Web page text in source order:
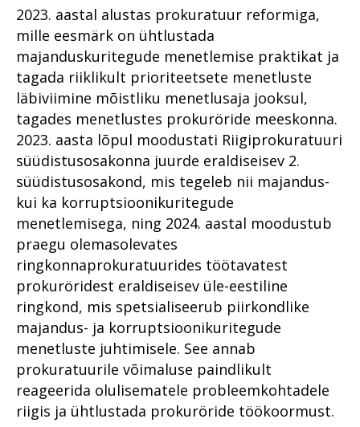
Maa seest leitud skelett –
sündmus, mis pani teaduse
proovile
Oli aeg, mil toimikusse pandi
nii horoskoop kui rahatähtede
koopiad
Organiseeritud kuritegevus
Perevägivald
Riigivastased kuriteod
Riik kogub, kodanik vaikib: kas
privaatsus on juba luksus?
Suure kahjuga
majanduskuritegevus
Süüdimõistva kohtuotsuseta
konfiskeerimine – kas Eestile
täiesti võõras?
Tugevatoimelised uimastid
VAADE TULEVIKKU: Milline
saab olema digitaalne
kriminaalmenetlus 10 aasta
erikohtlemine – uus suund
EPPO – esimeste
tegutsemisaastate kogemus
Kuidas peaks käima
tõendamine ja kahju
hüvitamine, kui kannatanuid
on hulgim?
Aastaraamatu eessõna
Kriminaalmenetluse statistika
Vahistamine ja
Alaealiste kokkupuude
kriminaalmenetlusega
Perevägivald
Raske
korruptsioonikuritegevus
Tugevatoimelised uimastid
Suure kahjuga
kahe teraga mõõk
Ajas muutuvad
(vägivalla)kuriteod
Kauplusevargused – kas
kerge hõlptulu või vastuseta
sotsiaalne probleem?
Arheoloogiliste esemete must
turg: kultuurisõda Ukrainas
Ahistava jälitamise juhtumites
mängib rolli omanditunne
Koostöö ja teadvustamine:
lähisuhtevägivalla
lahendamine kogukonna toel
Kui kuritegelik ühendus
koduõuele kipub
Nõrgemate ärakasutamine
riivab ühiskondlikku
õig(l)ustunnet
2023. aastal alustas prokuratuur reformiga,
mille eesmärk on ühtlustada
majanduskuritegude menetlemise praktikat ja
tagada riiklikult prioriteetsete menetluste
läbiviimine mõistliku menetlusaja jooksul,
tagades menetlustes prokuröride meeskonna.
2023. aasta lõpul moodustati Riigiprokuratuuri
süüdistusosakonna juurde eraldiseisev 2.
süüdistusosakond, mis tegeleb nii majandus-
kui ka korruptsioonikuritegude
menetlemisega, ning 2024. aastal moodustub
praegu olemasolevates
ringkonnaprokuratuurides töötavatest
prokuröridest eraldiseisev üle-eestiline
ringkond, mis spetsialiseerub piirkondlike
majandus- ja korruptsioonikuritegude
menetluste juhtimisele. See annab
prokuratuurile võimaluse paindlikult
reageerida olulisematele probleemkohtadele
riigis ja ühtlustada prokuröride töökoormust.